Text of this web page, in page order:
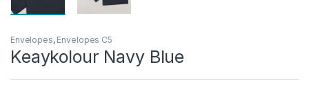
Envelopes, Envelopes C5
Keaykolour Navy Blue